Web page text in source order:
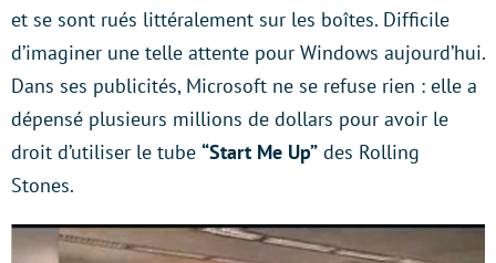
et se sont rués littéralement sur les boîtes. Difficile
d’imaginer une telle attente pour Windows aujourd’hui.
Dans ses publicités, Microsoft ne se refuse rien : elle a
dépensé plusieurs millions de dollars pour avoir le
droit d’utiliser le tube “Start Me Up” des Rolling
Stones.